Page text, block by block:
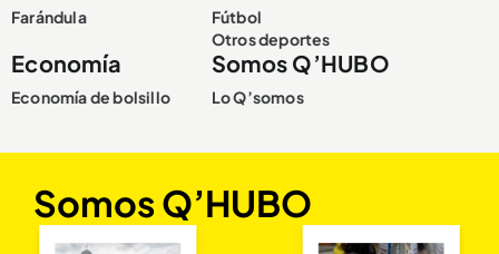
Farándula
Fútbol
Otros deportes
Economía
Economía de bolsillo
Somos Q’HUBO
Lo Q’somos
Somos Q’HUBO